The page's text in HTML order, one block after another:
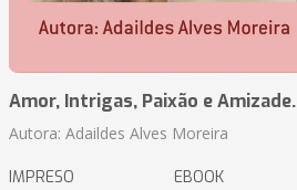
Amor, Intrigas, Paixão e Amizade.
Autora: Adaildes Alves Moreira
IMPRESO EBOOK